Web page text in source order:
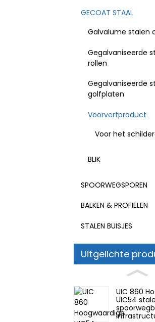
GECOAT STAAL
Galvalume stalen
Gegalvaniseerde
rollen
Gegalvaniseerde
golfplaten
Voorverfproduct
Voor het
BLIK
SPOORWEGSPOREN
BALKEN & PROFIELEN
STALEN BUISJES
Uitgelichte
UIC 860
UIC54